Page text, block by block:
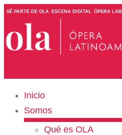
SÉ PARTE DE OLA ESCENA DIGITAL ÓPERA LAB
Inicio
Somos
Qué es OLA